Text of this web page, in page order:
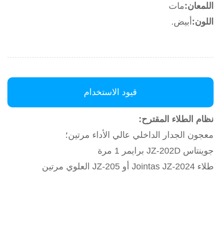
اللمعان:مات
اللون: أبيض.
قيود الاستخدام
نظام الطلاء المقترح:
معجون الجدار الداخلي عالي الأداء مرتين؛
جوينتاس JZ-202D برايمر 1 مرة
طلاء Jointas JZ-2024 أو JZ-205 العلوي مرتين